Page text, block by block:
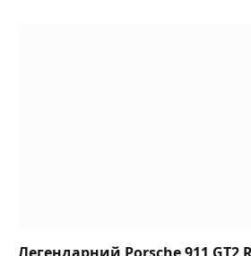
Легендарний Porsche 911 GT2